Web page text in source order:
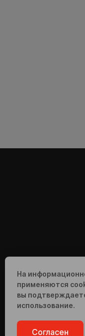
На
применяются
вы
использование.
Согласен